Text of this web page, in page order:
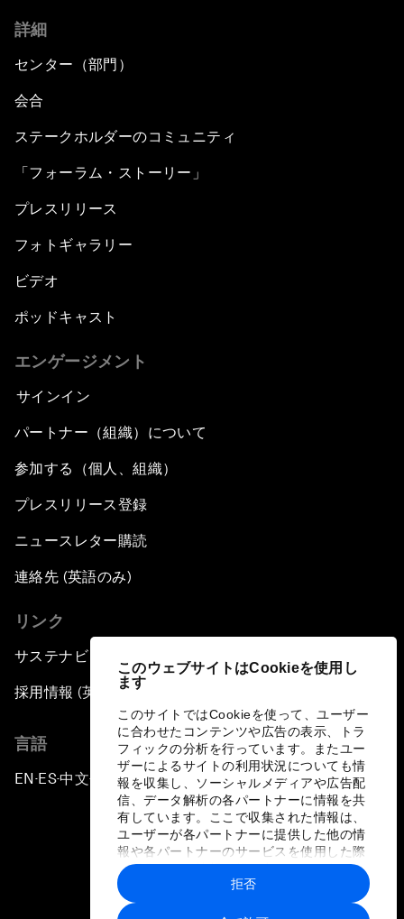
このウェブサイトはCookieを使用し
ます
このサイトではCookieを使って、ユーザー
に合わせたコンテンツや広告の表示、トラ
フィックの分析を行っています。またユー
ザーによるサイトの利用状況についても情
報を収集し、ソーシャルメディアや広告配
信、データ解析の各パートナーに情報を共
有しています。ここで収集された情報は、
ユーザーが各パートナーに提供した他の情
報や各パートナーのサービスを使用した際
に収集された情報と組み合わされ、各パー
トナーによって使用されることがありま
す。
拒否
詳細
センター（部門）
会合
ステークホルダーのコミュニティ
「フォーラム・ストーリー」
プレスリリース
フォトギャラリー
ビデオ
ポッドキャスト
エンゲージメント
サインイン
パートナー（組織）について
参加する（個人、組織）
プレスリリース登録
ニュースレター購読
連絡先 (英語のみ)
リンク
サステナビリティへの取り組み
採用情報 (英語のみ)
言語
EN ▪ES▪中文▪ 日本語
プライバシーポリシーと利用規約